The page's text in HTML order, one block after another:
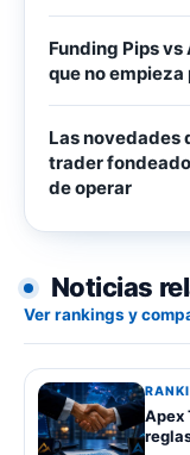
Funding Pips
que no empieza
Las novedades
trader
de operar
Noticias
Ver rankings y
Apex